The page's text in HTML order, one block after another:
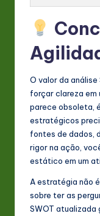
O valor da
forçar clareza em
parece obsoleta,
estratégicos
fontes de dados,
rigor na ação,
estático em um
A estratégia não
sobre ter as
SWOT